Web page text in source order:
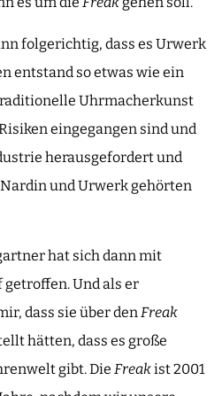
folgerichtig, dass es Urwerk
entstand so etwas wie ein
Uhrmacherkunst
eingegangen sind und
herausgefordert und
und Urwerk gehörten
hat sich dann mit
Und als er
dass sie über den Freak
hätten, dass es große
gibt. Die Freakist 2001